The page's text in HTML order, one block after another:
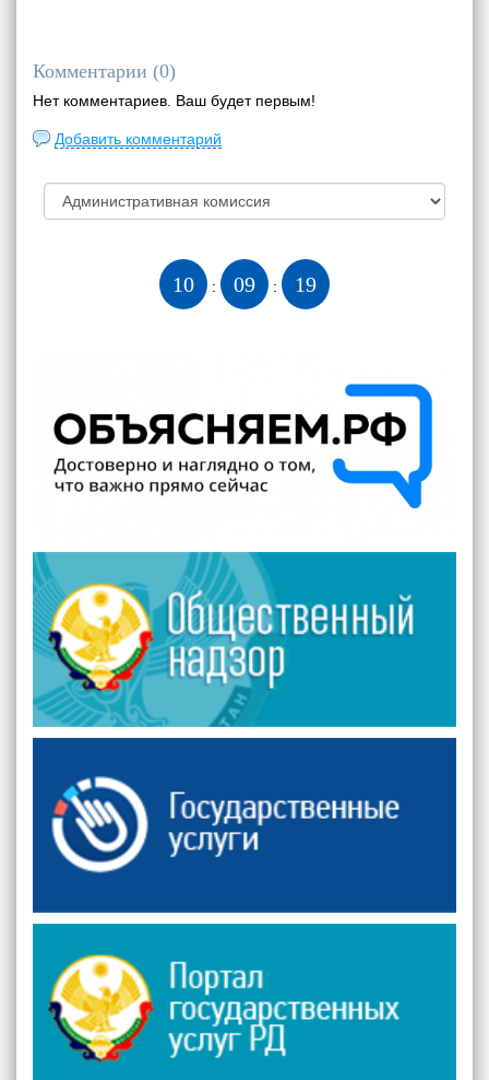
Комментарии (0)
Нет комментариев. Ваш будет первым!
Добавить комментарий
10 : 09 : 20